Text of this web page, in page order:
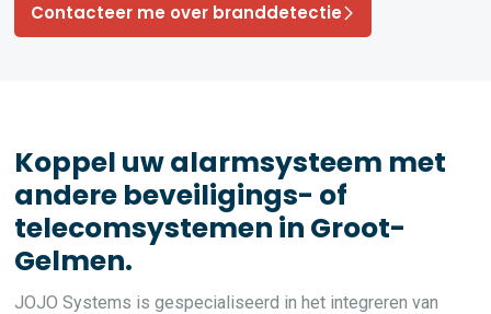
Contacteer me over branddetectie
Koppel uw alarmsysteem met
andere beveiligings- of
telecomsystemen in Groot-
Gelmen.
JOJO Systems is gespecialiseerd in het integreren van